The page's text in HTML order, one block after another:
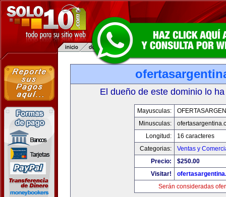
El dueño de este dominio lo
Mayusculas:
Minusculas:
Longitud:
16 caracteres
Categorias:
Ventas y
Precio:
$250.00
Visitar!
Serán consideradas